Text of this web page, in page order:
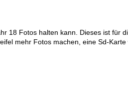
18 Fotos halten kann. Dieses ist für
mehr Fotos machen, eine Sd-Karte